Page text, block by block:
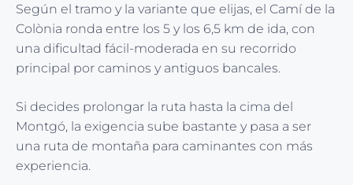
Según el tramo y la variante que elijas, el Camí de la
Colònia ronda entre los 5 y los 6,5 km de ida, con
una dificultad fácil-moderada en su recorrido
principal por caminos y antiguos bancales.
Si decides prolongar la ruta hasta la cima del
Montgó, la exigencia sube bastante y pasa a ser
una ruta de montaña para caminantes con más
experiencia.